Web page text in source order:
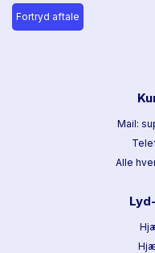
Fortryd aftale
Mail:
Alle